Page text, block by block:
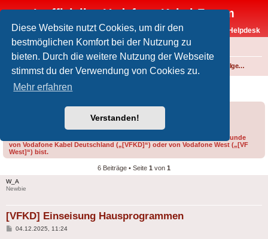
Diese Website nutzt Cookies, um dir den
bestmöglichen Komfort bei der Nutzung zu
bieten. Durch die weitere Nutzung der Webseite
stimmst du der Verwendung von Cookies zu.
Mehr erfahren
Verstanden!
Inoffizielles Vodafone-Kabel-Forum
Vodafone-Kabel-Helpdesk
FAQ
Foren-Übersicht Technik allgemein
[VFKD] Einseisung Hausprogrammen
Bitte gib bei der Erstellung eines Threads im Feld „Präfix“ an, ob du Kunde
von Vodafone Kabel Deutschland („[VFKD]“) oder von Vodafone West („[VF
West]“) bist.
6 Beiträge • Seite 1 von 1
W_A
Newbie
[VFKD] Einseisung Hausprogrammen
Beitrag
04.12.2025, 11:24